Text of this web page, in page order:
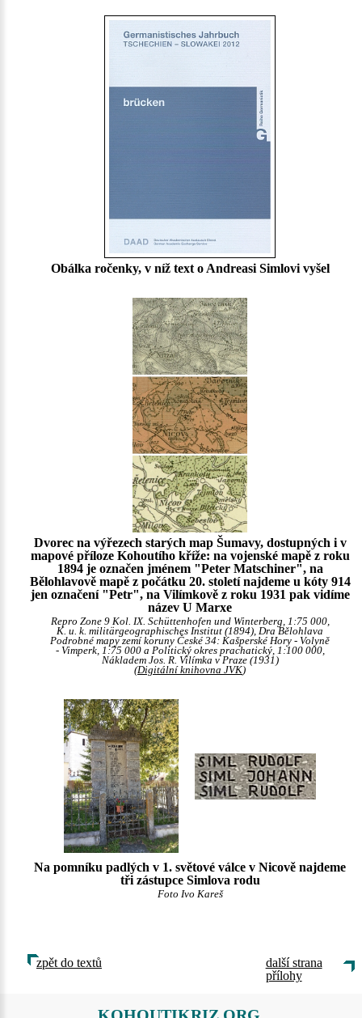
Obálka ročenky, v níž text o Andreasi Simlovi vyšel
Dvorec na výřezech starých map Šumavy, dostupných i v
mapové příloze Kohoutího kříže: na vojenské mapě z roku
1894 je označen jménem "Peter Matschiner", na
Bělohlavově mapě z počátku 20. století najdeme u kóty 914
jen označení "Petr", na Vilímkově z roku 1931 pak vidíme
název U Marxe
Repro Zone 9 Kol. IX. Schüttenhofen und Winterberg, 1:75 000,
K. u. k. militärgeographisches Institut (1894), Dra Bělohlava
Podrobné mapy zemí koruny České 34: Kašperské Hory - Volyně
- Vimperk, 1:75 000 a Politický okres prachatický, 1:100 000,
Nákladem Jos. R. Vilímka v Praze (1931)
(Digitální knihovna JVK)
Na pomníku padlých v 1. světové válce v Nicově najdeme
tři zástupce Simlova rodu
Foto Ivo Kareš
zpět do textů
další strana
přílohy